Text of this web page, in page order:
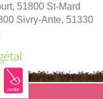
51800 St-Mard
Sivry-Ante, 51330